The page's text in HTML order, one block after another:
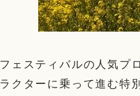
フェスティバルの人気プ
ラクターに乗って進む特